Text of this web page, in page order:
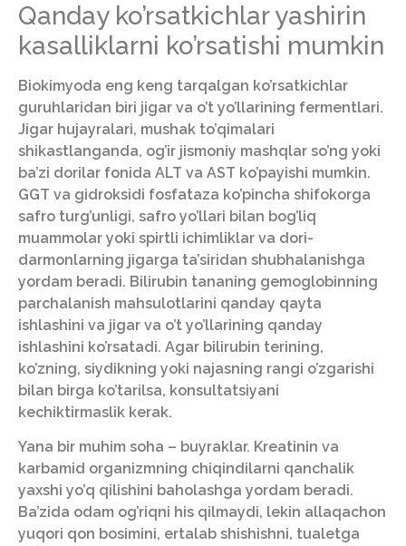
Qanday ko’rsatkichlar yashirin
kasalliklarni ko’rsatishi mumkin
Biokimyoda eng keng tarqalgan ko’rsatkichlar
guruhlaridan biri jigar va o’t yo’llarining fermentlari.
Jigar hujayralari, mushak to’qimalari
shikastlanganda, og’ir jismoniy mashqlar so’ng yoki
ba’zi dorilar fonida ALT va AST ko’payishi mumkin.
GGT va gidroksidi fosfataza ko’pincha shifokorga
safro turg’unligi, safro yo’llari bilan bog’liq
muammolar yoki spirtli ichimliklar va dori-
darmonlarning jigarga ta’siridan shubhalanishga
yordam beradi. Bilirubin tananing gemoglobinning
parchalanish mahsulotlarini qanday qayta
ishlashini va jigar va o’t yo’llarining qanday
ishlashini ko’rsatadi. Agar bilirubin terining,
ko’zning, siydikning yoki najasning rangi o’zgarishi
bilan birga ko’tarilsa, konsultatsiyani
kechiktirmaslik kerak.
Yana bir muhim soha – buyraklar. Kreatinin va
karbamid organizmning chiqindilarni qanchalik
yaxshi yo’q qilishini baholashga yordam beradi.
Ba’zida odam og’riqni his qilmaydi, lekin allaqachon
yuqori qon bosimini, ertalab shishishni, tualetga